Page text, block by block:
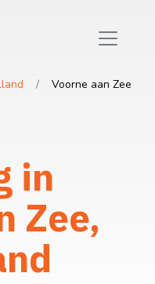
Voorne aan Zee
in
Zee,